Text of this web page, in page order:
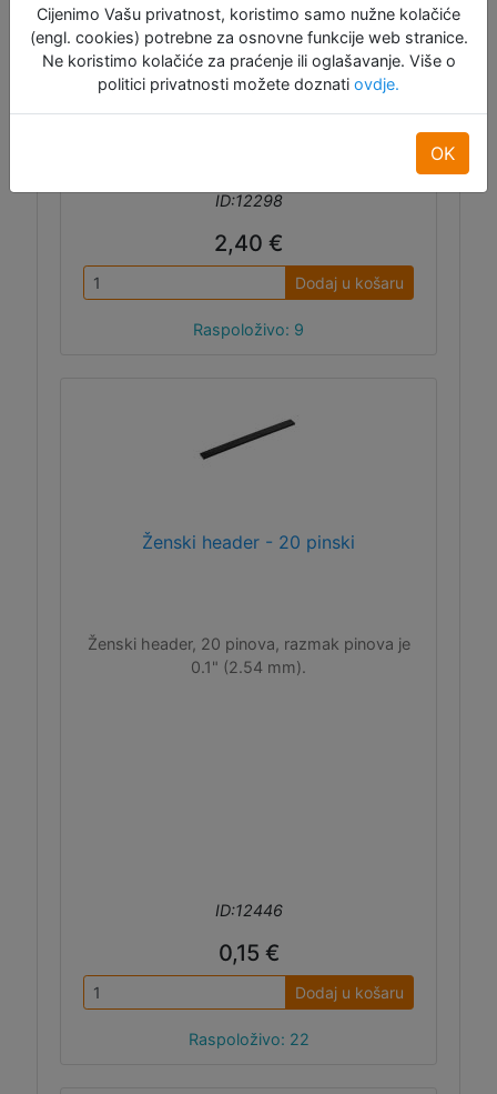
ID:12298
2,40 €
Dodaj u košaru
Raspoloživo: 9
Ženski header - 20 pinski
Ženski header, 20 pinova, razmak pinova je
0.1" (2.54 mm).
ID:12446
0,15 €
Dodaj u košaru
Raspoloživo: 22
Cijenimo Vašu privatnost, koristimo samo nužne kolačiće
(engl. cookies) potrebne za osnovne funkcije web stranice.
Ne koristimo kolačiće za praćenje ili oglašavanje. Više o
politici privatnosti možete doznati ovdje.
OK